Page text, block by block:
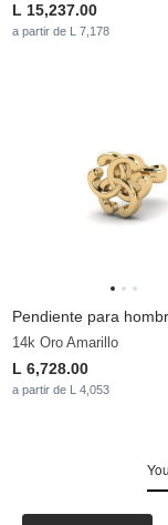
L 15,237.00
a partir de L 7,178
Pendiente para
14k Oro Amarillo
L 6,728.00
a partir de L 4,053